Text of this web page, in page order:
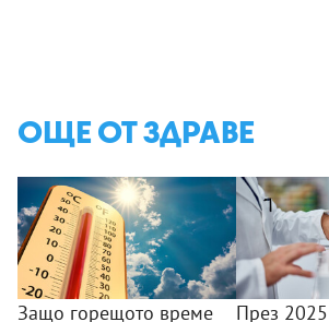
ОЩЕ ОТ ЗДРАВЕ
Защо горещото време През 2025